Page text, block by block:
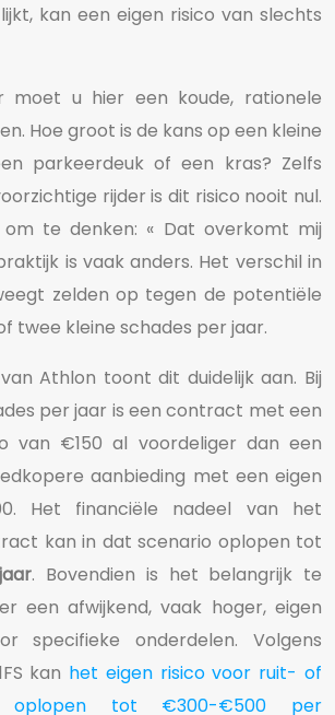
kan een eigen risico van slechts
moet u hier een koude, rationele
Hoe groot is de kans op een kleine
parkeerdeuk of een kras? Zelfs
rijder is dit risico nooit nul.
om te denken: « Dat overkomt mij
is vaak anders. Het verschil in
zelden op tegen de potentiële
twee kleine schades per jaar.
Athlon toont dit duidelijk aan. Bij
per jaar is een contract met een
van €150 al voordeliger dan een
aanbieding met een eigen
Het financiële nadeel van het
kan in dat scenario oplopen tot
. Bovendien is het belangrijk te
een afwijkend, vaak hoger, eigen
specifieke onderdelen. Volgens
kan het eigen risico voor ruit- of
oplopen tot €300-€500 per